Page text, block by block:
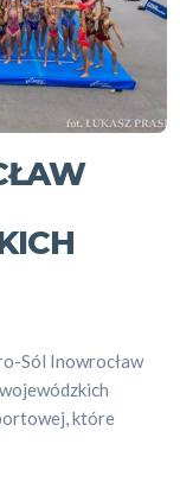
Sól Inowrocław
które